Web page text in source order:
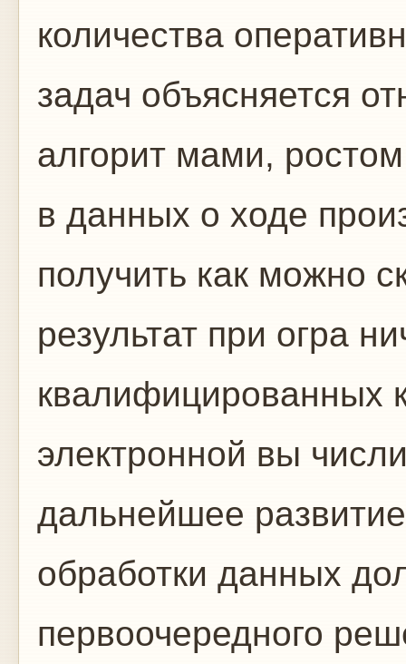
количества
задач объясняется
алгорит мами,
в данных о ходе
получить как можно
результат при огра
квалифицированных
электронной вы
дальнейшее
обработки данных
первоочередного